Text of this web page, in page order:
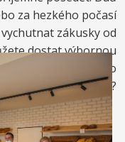
za hezkého počasí
zákusky od
dostat výbornou
pohár nebo
točenou zmrzlinu?